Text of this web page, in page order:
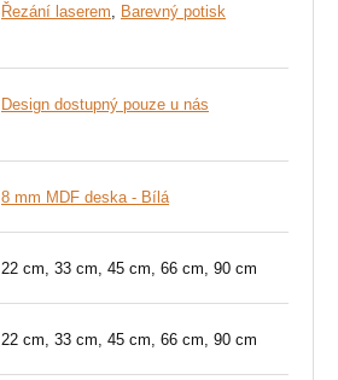
Řezání laserem, Barevný potisk
Design dostupný pouze u nás
8 mm MDF deska - Bílá
22 cm, 33 cm, 45 cm, 66 cm, 90 cm
22 cm, 33 cm, 45 cm, 66 cm, 90 cm